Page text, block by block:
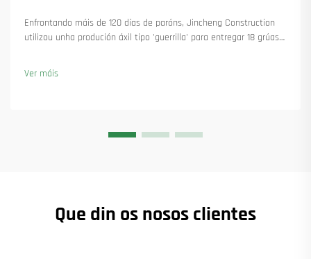
Enfrontando máis de 120 días de paróns, Jincheng Construction
utilizou unha produción áxil tipo 'guerrilla' para entregar 18 grúas
manteu a produción en marcha. Saiba máis.
Ver máis
Que din os nosos clientes